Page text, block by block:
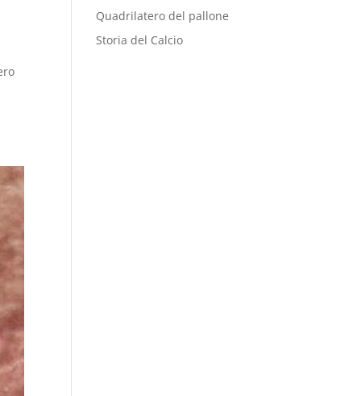
Quadrilatero del pallone
Storia del Calcio